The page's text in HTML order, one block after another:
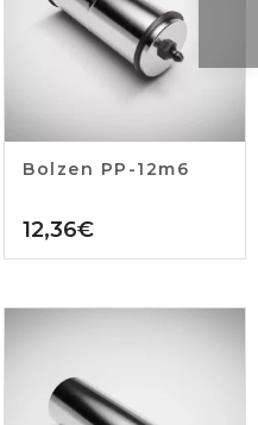
Bolzen PP-12m6
12,36€